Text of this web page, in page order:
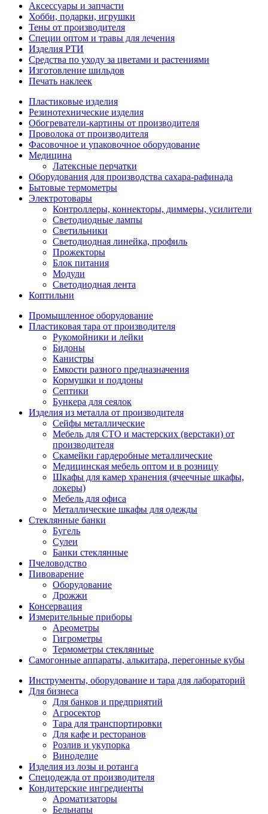
Аксессуары и запчасти
Хобби, подарки, игрушки
Тены от производителя
Специи оптом и травы для лечения
Изделия РТИ
Средства по уходу за цветами и растениями
Изготовление шильдов
Печать наклеек
Пластиковые изделия
Резинотехнические изделия
Обогреватели-картины от производителя
Проволока от производителя
Фасовочное и упаковочное оборудование
Медицина
Латексные перчатки
Оборудования для производства сахара-рафинада
Бытовые термометры
Электротовары
Контроллеры, коннекторы, диммеры, усилители
Светодиодные лампы
Светильники
Светодиодная линейка, профиль
Прожекторы
Блок питания
Модули
Светодиодная лента
Коптильни
Промышленное оборудование
Пластиковая тара от производителя
Рукомойники и лейки
Бидоны
Канистры
Емкости разного предназначения
Кормушки и поддоны
Септики
Бункера для сеялок
Изделия из металла от производителя
Сейфы металлические
Мебель для СТО и мастерских (верстаки) от
производителя
Скамейки гардеробные металлические
Медицинская мебель оптом и в розницу
Шкафы для камер хранения (ячеечные шкафы,
локеры)
Мебель для офиса
Металлические шкафы для одежды
Стеклянные банки
Бугель
Сулеи
Банки стеклянные
Пчеловодство
Пивоварение
Оборудование
Дрожжи
Консервация
Измерительные приборы
Ареометры
Гигрометры
Термометры стеклянные
Самогонные аппараты, алькитара, перегонные кубы
Инструменты, оборудование и тара для лабораторий
Для бизнеса
Для банков и предприятий
Агросектор
Тара для транспортировки
Для кафе и ресторанов
Розлив и укупорка
Виноделие
Изделия из лозы и ротанга
Спецодежда от производителя
Кондитерские ингредиенты
Ароматизаторы
Бельнапы